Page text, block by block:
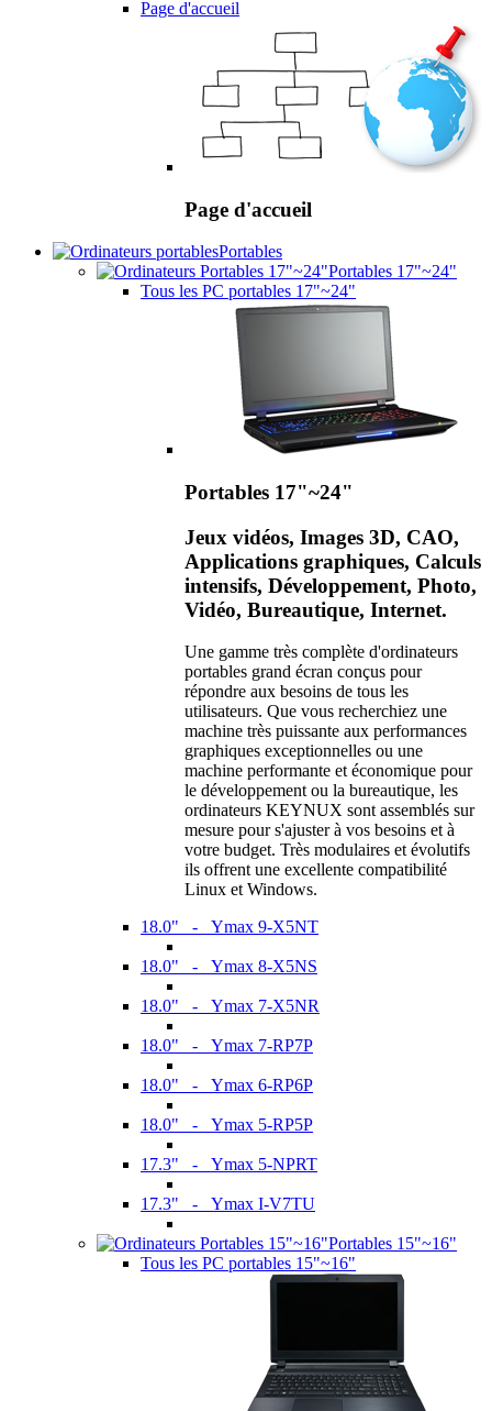
Page d'accueil
Page d'accueil
Portables
Portables 17"~24"
Tous les PC portables 17"~24"
Portables 17"~24"
Jeux vidéos, Images 3D, CAO,
Applications graphiques, Calculs
intensifs, Développement, Photo,
Vidéo, Bureautique, Internet.
Une gamme très complète d'ordinateurs
portables grand écran conçus pour
répondre aux besoins de tous les
utilisateurs. Que vous recherchiez une
machine très puissante aux performances
graphiques exceptionnelles ou une
machine performante et économique pour
le développement ou la bureautique, les
ordinateurs KEYNUX sont assemblés sur
mesure pour s'ajuster à vos besoins et à
votre budget. Très modulaires et évolutifs
ils offrent une excellente compatibilité
Linux et Windows.
18.0" - Ymax 9-X5NT
18.0" - Ymax 8-X5NS
18.0" - Ymax 7-X5NR
18.0" - Ymax 7-RP7P
18.0" - Ymax 6-RP6P
18.0" - Ymax 5-RP5P
17.3" - Ymax 5-NPRT
17.3" - Ymax I-V7TU
Portables 15"~16"
Tous les PC portables 15"~16"